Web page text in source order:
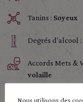
Tanins : Soyeux
Degrés d'alcool :
Accords Mets &
volaille
Nous utilisons des